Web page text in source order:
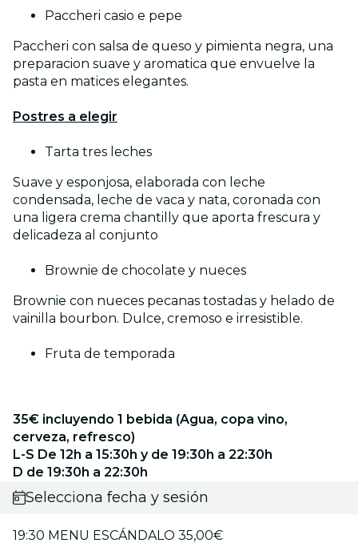
Paccheri casio e pepe
Paccheri con salsa de queso y pimienta negra, una
preparacion suave y aromatica que envuelve la
pasta en matices elegantes.
Postres a elegir
Tarta tres leches
Suave y esponjosa, elaborada con leche
condensada, leche de vaca y nata, coronada con
una ligera crema chantilly que aporta frescura y
delicadeza al conjunto
Brownie de chocolate y nueces
Brownie con nueces pecanas tostadas y helado de
vainilla bourbon. Dulce, cremoso e irresistible.
Fruta de temporada
35€ incluyendo 1 bebida (Agua, copa vino,
cerveza, refresco)
L-S De 12h a 15:30h y de 19:30h a 22:30h
D de 19:30h a 22:30h
Selecciona fecha y sesión
19:30 MENU ESCÁNDALO 35,00€